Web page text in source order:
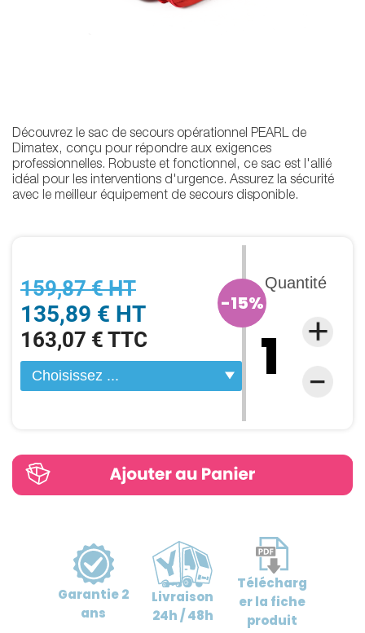
159,87 € HT
135,89 € HT
163,07 € TTC
-15%
Quantité
Découvrez le sac de secours opérationnel PEARL de
Dimatex, conçu pour répondre aux exigences
professionnelles. Robuste et fonctionnel, ce sac est l'allié
idéal pour les interventions d'urgence. Assurez la sécurité
avec le meilleur équipement de secours disponible.
Garantie2
ans
Livraison
24h / 48h
Télécharg
erla fiche
produit